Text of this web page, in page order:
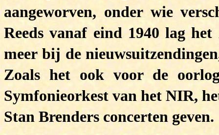
aangeworven, onder wie
Reeds vanaf eind 1940 lag
meer bij de
Zoals het ook voor de
Symfonieorkest van het NIR,
Stan Brenders concerten geven.